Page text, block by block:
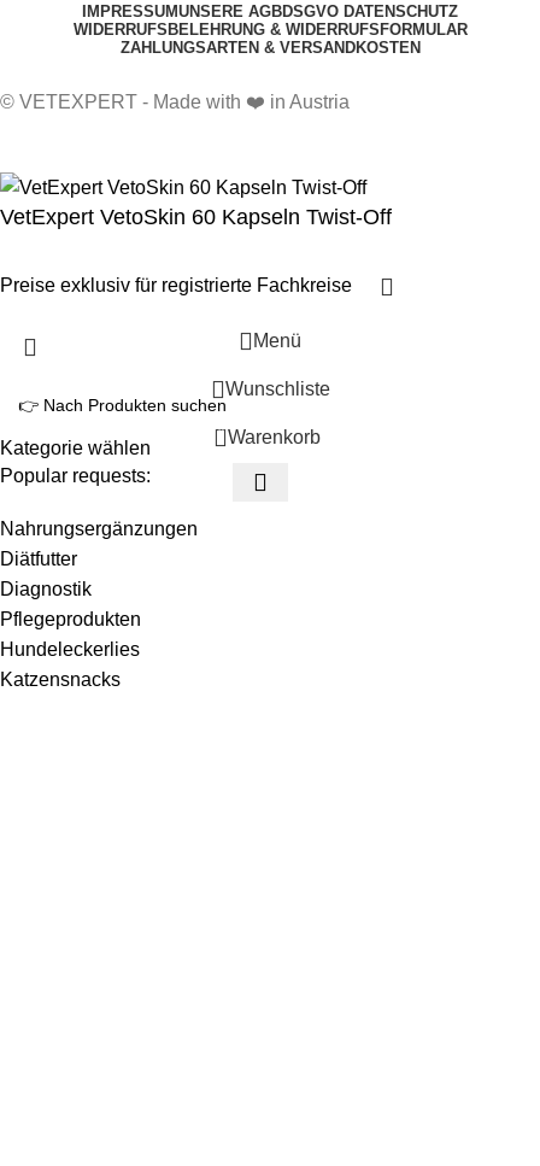
IMPRESSUMUNSERE AGBDSGVO DATENSCHUTZ
WIDERRUFSBELEHRUNG & WIDERRUFSFORMULAR
ZAHLUNGSARTEN & VERSANDKOSTEN
© VETEXPERT - Made with ❤️ in Austria
VetExpert VetoSkin 60 Kapseln Twist-Off
Preise exklusiv für registrierte Fachkreise
Kategorie wählen
Popular requests:
Nahrungsergänzungen
Diätfutter
Diagnostik
Pflegeprodukten
Hundeleckerlies
Katzensnacks
Menü
Wunschliste
0 Warenkorb